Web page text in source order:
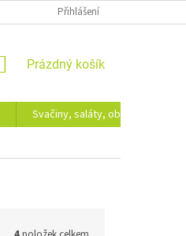
Přihlášení
NÁKUPNÍ
Prázdný košík
Svačiny, saláty, obědy